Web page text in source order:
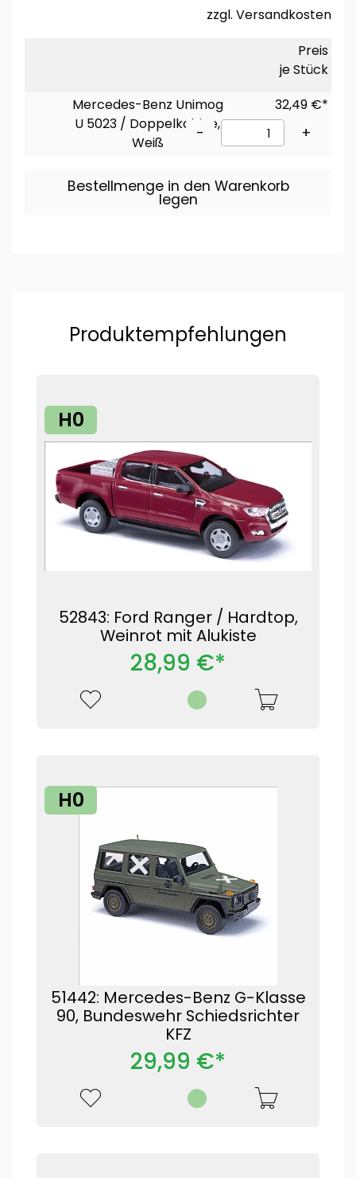
zzgl. Versandkosten
Preis
je Stück
Mercedes-Benz Unimog
U 5023 / Doppelkabine,
Weiß
32,49 €*
- +
Bestellmenge in den Warenkorb
legen
Produktempfehlungen
H0
52843: Ford Ranger / Hardtop,
Weinrot mit Alukiste
28,99 €*
H0
51442: Mercedes-Benz G-Klasse
90, Bundeswehr Schiedsrichter
KFZ
29,99 €*